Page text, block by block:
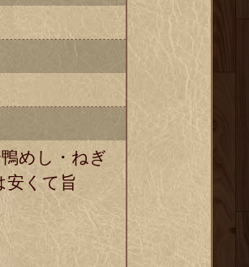
めし・ねぎ
安くて旨